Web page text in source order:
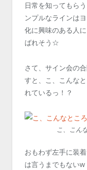
日常を知ってもら
ンプルなラインは
化に興味のある人
ばれそう☆
さて、サイン会の
すと、こ、こんな
れているっ！？
こ、こん
おもわず左手に装
は言うまでもないw